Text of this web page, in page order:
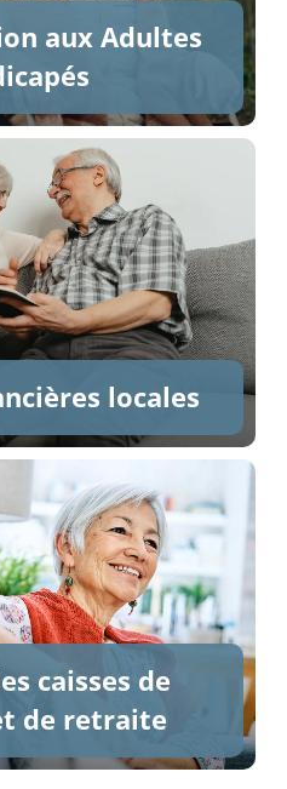
aux Adultes
locales
caisses de
de retraite